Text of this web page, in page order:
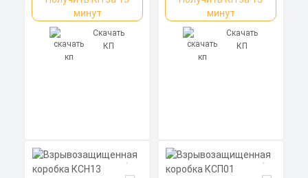
минут
Скачать
КП
минут
Скачать
КП